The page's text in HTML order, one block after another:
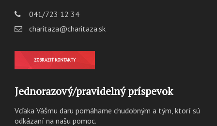
041/723 12 34
charitaza@charitaza.sk
ZOBRAZIŤ KONTAKTY
Jednorazový/pravidelný príspevok
Vďaka Vášmu daru pomáhame chudobným a tým, ktorí sú
odkázaní na našu pomoc.